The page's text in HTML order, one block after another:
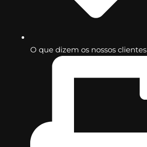
O que dizem os nossos clientes